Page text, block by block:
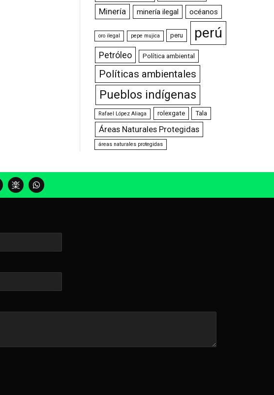
Minería minería ilegal océanos
oro ilegal pepe mujica peru perú
Petróleo Política ambiental
Políticas ambientales
Pueblos indígenas
Rafael López Aliaga rolexgate Tala
Áreas Naturales Protegidas
áreas naturales protegidas